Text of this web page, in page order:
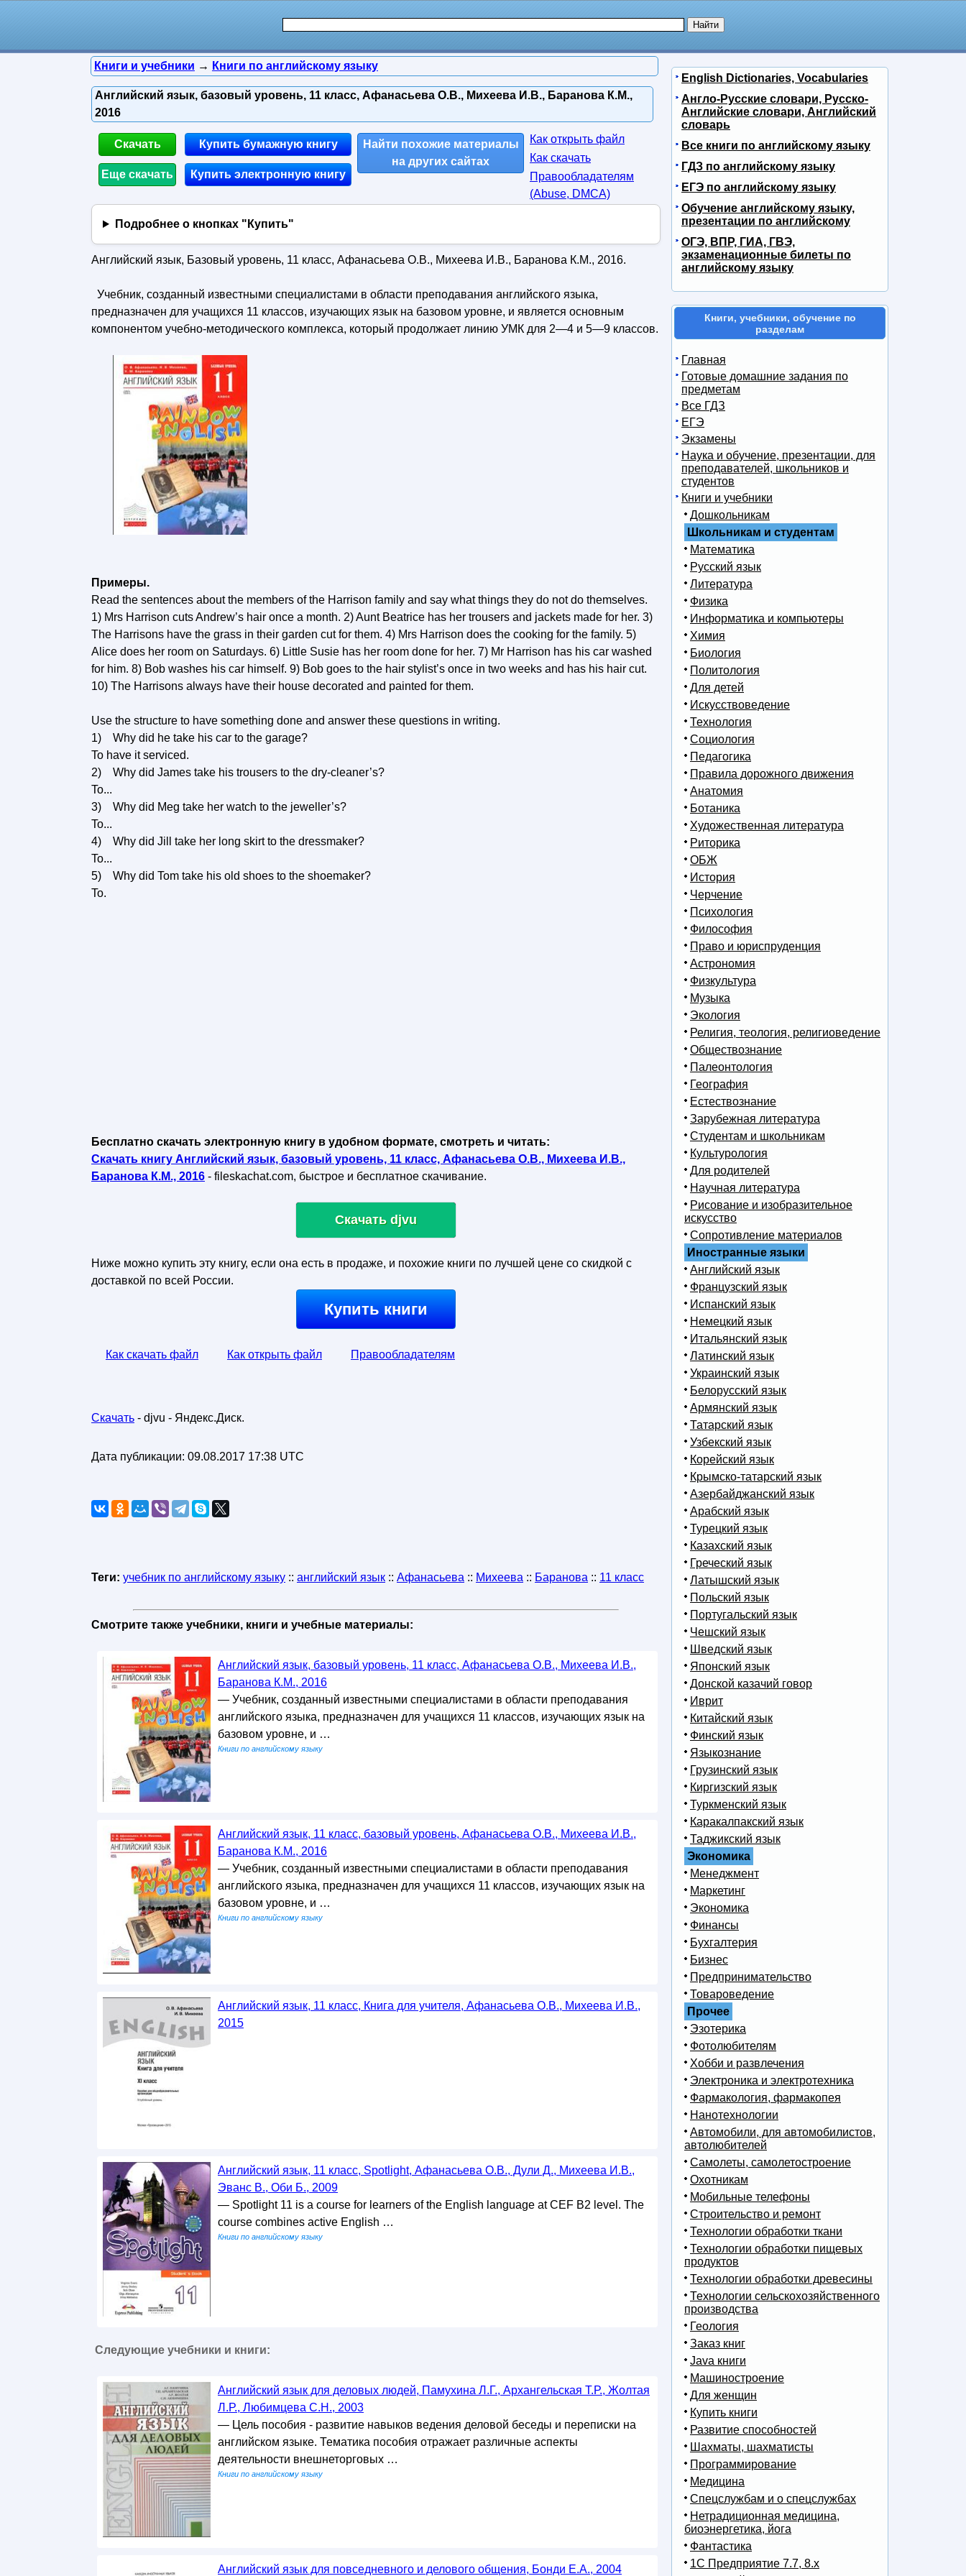
Книги и учебники → Книги по английскому языку
Английский язык, базовый уровень, 11 класс, Афанасьева О.В., Михеева И.В., Баранова К.М.,
2016
Скачать
Еще скачать
Купить бумажную книгу
Купить электронную книгу
Найти похожие материалы
на других сайтах
Как открыть файл
Как скачать
Правообладателям
(Abuse, DMСA)
Подробнее о кнопках "Купить"
Английский язык, Базовый уровень, 11 класс, Афанасьева О.В., Михеева И.В., Баранова К.М., 2016.
Учебник, созданный известными специалистами в области преподавания английского языка,
предназначен для учащихся 11 классов, изучающих язык на базовом уровне, и является основным
компонентом учебно-методического комплекса, который продолжает линию УМК для 2—4 и 5—9 классов.
Примеры.
Read the sentences about the members of the Harrison family and say what things they do not do themselves.
1) Mrs Harrison cuts Andrew’s hair once a month. 2) Aunt Beatrice has her trousers and jackets made for her. 3)
The Harrisons have the grass in their garden cut for them. 4) Mrs Harrison does the cooking for the family. 5)
Alice does her room on Saturdays. 6) Little Susie has her room done for her. 7) Mr Harrison has his car washed
for him. 8) Bob washes his car himself. 9) Bob goes to the hair stylist’s once in two weeks and has his hair cut.
10) The Harrisons always have their house decorated and painted for them.
Use the structure to have something done and answer these questions in writing.
1) Why did he take his car to the garage?
To have it serviced.
2) Why did James take his trousers to the dry-cleaner’s?
To...
3) Why did Meg take her watch to the jeweller’s?
To...
4) Why did Jill take her long skirt to the dressmaker?
To...
5) Why did Tom take his old shoes to the shoemaker?
To.
Бесплатно скачать электронную книгу в удобном формате, смотреть и читать:
Скачать книгу Английский язык, базовый уровень, 11 класс, Афанасьева О.В., Михеева И.В.,
Баранова К.М., 2016 - fileskachat.com, быстрое и бесплатное скачивание.
Скачать djvu
Ниже можно купить эту книгу, если она есть в продаже, и похожие книги по лучшей цене со скидкой с
доставкой по всей России.
Купить книги
Как скачать файл Как открыть файл Правообладателям
Скачать - djvu - Яндекс.Диск.
Дата публикации: 09.08.2017 17:38 UTC
Теги: учебник по английскому языку :: английский язык :: Афанасьева :: Михеева :: Баранова :: 11 класс
Смотрите также учебники, книги и учебные материалы:
Английский язык, базовый уровень, 11 класс, Афанасьева О.В., Михеева И.В.,
Баранова К.М., 2016
— Учебник, созданный известными специалистами в области преподавания
английского языка, предназначен для учащихся 11 классов, изучающих язык на
базовом уровне, и …
Книги по английскому языку
Английский язык, 11 класс, базовый уровень, Афанасьева О.В., Михеева И.В.,
Баранова К.М., 2016
— Учебник, созданный известными специалистами в области преподавания
английского языка, предназначен для учащихся 11 классов, изучающих язык на
базовом уровне, и …
Книги по английскому языку
Английский язык, 11 класс, Книга для учителя, Афанасьева О.В., Михеева И.В.,
2015
Английский язык, 11 класс, Spotlight, Афанасьева О.В., Дули Д., Михеева И.В.,
Эванс В., Оби Б., 2009
— Spotlight 11 is a course for learners of the English language at CEF B2 level. The
course combines active English …
Книги по английскому языку
Следующие учебники и книги:
Английский язык для деловых людей, Памухина Л.Г., Архангельская Т.Р., Жолтая
Л.Р., Любимцева С.Н., 2003
— Цель пособия - развитие навыков ведения деловой беседы и переписки на
английском языке. Тематика пособия отражает различные аспекты
деятельности внешнеторговых …
Книги по английскому языку
Английский язык для повседневного и делового общения, Бонди Е.А., 2004
English Dictionaries, Vocabularies
Англо-Русские словари, Русско-
Английские словари, Английский
словарь
Все книги по английскому языку
ГДЗ по английскому языку
ЕГЭ по английскому языку
Обучение английскому языку,
презентации по английскому
ОГЭ, ВПР, ГИА, ГВЭ,
экзаменационные билеты по
английскому языку
Книги, учебники, обучение по
разделам
Главная
Готовые домашние задания по
предметам
Все ГДЗ
ЕГЭ
Экзамены
Наука и обучение, презентации, для
преподавателей, школьников и
студентов
Книги и учебники
Дошкольникам
Школьникам и студентам
Математика
Русский язык
Литература
Физика
Информатика и компьютеры
Химия
Биология
Политология
Для детей
Искусствоведение
Технология
Социология
Педагогика
Правила дорожного движения
Анатомия
Ботаника
Художественная литература
Риторика
ОБЖ
История
Черчение
Психология
Философия
Право и юриспруденция
Астрономия
Физкультура
Музыка
Экология
Религия, теология, религиоведение
Обществознание
Палеонтология
География
Естествознание
Зарубежная литература
Студентам и школьникам
Культурология
Для родителей
Научная литература
Рисование и изобразительное
искусство
Сопротивление материалов
Иностранные языки
Английский язык
Французский язык
Испанский язык
Немецкий язык
Итальянский язык
Латинский язык
Украинский язык
Белорусский язык
Армянский язык
Татарский язык
Узбекский язык
Корейский язык
Крымско-татарский язык
Азербайджанский язык
Арабский язык
Турецкий язык
Казахский язык
Греческий язык
Латышский язык
Польский язык
Португальский язык
Чешский язык
Шведский язык
Японский язык
Донской казачий говор
Иврит
Китайский язык
Финский язык
Языкознание
Грузинский язык
Киргизский язык
Туркменский язык
Каракалпакский язык
Таджикский язык
Экономика
Менеджмент
Маркетинг
Экономика
Финансы
Бухгалтерия
Бизнес
Предпринимательство
Товароведение
Прочее
Эзотерика
Фотолюбителям
Хобби и развлечения
Электроника и электротехника
Фармакология, фармакопея
Нанотехнологии
Автомобили, для автомобилистов,
автолюбителей
Самолеты, самолетостроение
Охотникам
Мобильные телефоны
Строительство и ремонт
Технологии обработки ткани
Технологии обработки пищевых
продуктов
Технологии обработки древесины
Технологии сельскохозяйственного
производства
Геология
Заказ книг
Java книги
Машиностроение
Для женщин
Купить книги
Развитие способностей
Шахматы, шахматисты
Программирование
Медицина
Спецслужбам и о спецслужбах
Нетрадиционная медицина,
биоэнергетика, йога
Фантастика
1С Предприятие 7.7, 8.x